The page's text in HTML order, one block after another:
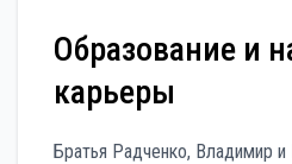
Образование и
карьеры
Братья Радченко, Владимир и